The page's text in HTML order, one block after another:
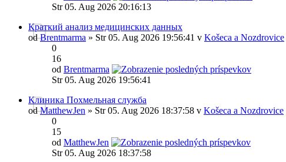
Str 05. Aug 2026 20:16:13
Краткий анализ медицинских данных
odBrentmarma » Str 05. Aug 2026 19:56:41 v Košeca a Nozdrovice
0
16
od Brentmarma
Str 05. Aug 2026 19:56:41
Клиника Похмельная служба
odMatthewJen » Str 05. Aug 2026 18:37:58 v Košeca a Nozdrovice
0
15
od MatthewJen
Str 05. Aug 2026 18:37:58